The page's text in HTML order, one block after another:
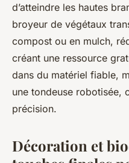
d’atteindre les hautes
broyeur de végétaux
compost ou en mulch,
créant une ressource
dans du matériel fiable,
une tondeuse robotisée,
précision.
Décoration et